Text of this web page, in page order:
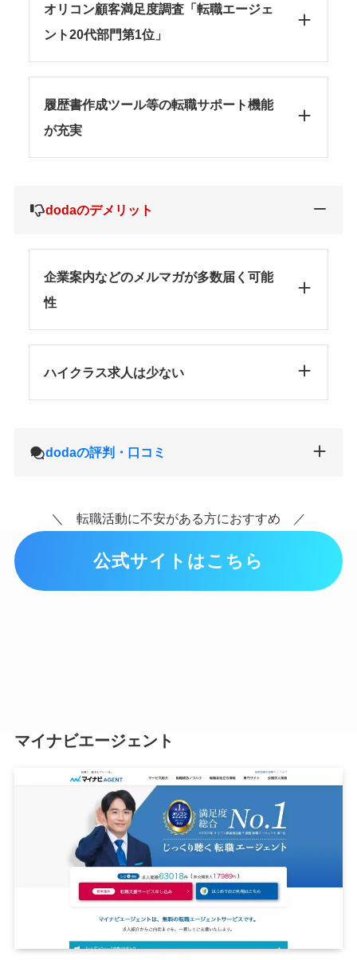
オリコン顧客満足度調査「転職エージェ
ント20代部門第1位」
履歴書作成ツール等の転職サポート機能
が充実
dodaのデメリット
企業案内などのメルマガが多数届く可能
性
ハイクラス求人は少ない
dodaの評判・口コミ
＼ 転職活動に不安がある方におすすめ ／
公式サイトはこちら
マイナビエージェント